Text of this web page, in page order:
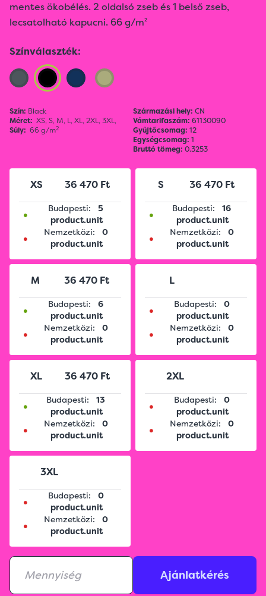
mentes ökobélés. 2 oldalsó zseb és 1 belső zseb,
lecsatolható kapucni. 66 g/m²
Színválaszték:
Szín: Black
Méret: XS,S, M, L,XL,2XL,3XL,
Súly: 66 g/m2
Származási hely: CN
Vámtarifaszám: 61130090
Gyűjtőcsomag: 12
Egységcsomag: 1
Bruttó tömeg: 0.3253
XS 36 470 Ft
• Budapesti:
5
product.unit
• Nemzetközi:
0
product.unit
S 36 470 Ft
• Budapesti:
16
product.unit
• Nemzetközi:
0
product.unit
M 36 470 Ft
• Budapesti:
6
product.unit
• Nemzetközi:
0
product.unit
L
• Budapesti:
0
product.unit
• Nemzetközi:
0
product.unit
XL 36 470 Ft
• Budapesti:
13
product.unit
• Nemzetközi:
0
product.unit
2XL
• Budapesti:
0
product.unit
• Nemzetközi:
0
product.unit
3XL
• Budapesti:
0
product.unit
• Nemzetközi:
0
product.unit
Ajánlatkérés